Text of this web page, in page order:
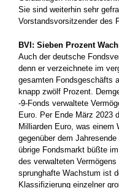
Sie sind weiterhin sehr
Vorstandsvorsitzender des
BVI: Sieben Prozent
Auch der deutsche
denn er verzeichnete im
gesamten Fondsgeschäfts
knapp zwölf Prozent.
-9-Fonds verwaltete
Euro. Per Ende März 2023
Milliarden Euro, was einem
gegenüber dem
übrige Fondsmarkt büßte
des verwalteten
sprunghafte Wachstum ist
Klassifizierung einzelner